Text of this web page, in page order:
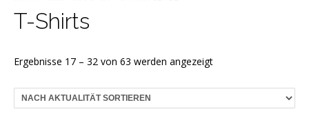
T-Shirts
Ergebnisse 17 – 32 von 63 werden angezeigtNach